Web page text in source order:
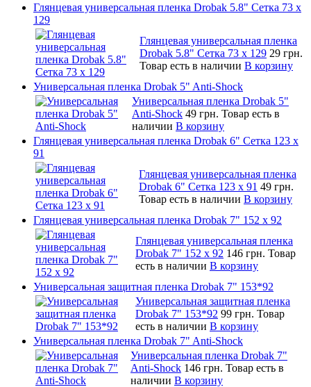
Глянцевая универсальная пленка Drobak 5.8" Сетка 73 x
129
Глянцевая универсальная пленка
Drobak 5.8" Сетка 73 x 129 29 грн.
Товар есть в наличии В корзину
Универсальная пленка Drobak 5" Anti-Shock
Универсальная пленка Drobak 5"
Anti-Shock 49 грн. Товар есть в
наличии В корзину
Глянцевая универсальная пленка Drobak 6" Сетка 123 х
91
Глянцевая универсальная пленка
Drobak 6" Сетка 123 х 91 49 грн.
Товар есть в наличии В корзину
Глянцевая универсальная пленка Drobak 7" 152 x 92
Глянцевая универсальная пленка
Drobak 7" 152 x 92 146 грн. Товар
есть в наличии В корзину
Универсальная защитная пленка Drobak 7" 153*92
Универсальная защитная пленка
Drobak 7" 153*92 99 грн. Товар
есть в наличии В корзину
Универсальная пленка Drobak 7" Anti-Shock
Универсальная пленка Drobak 7"
Anti-Shock 146 грн. Товар есть в
наличии В корзину